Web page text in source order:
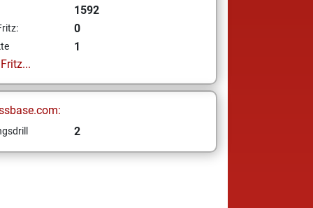
1592
0
1
2